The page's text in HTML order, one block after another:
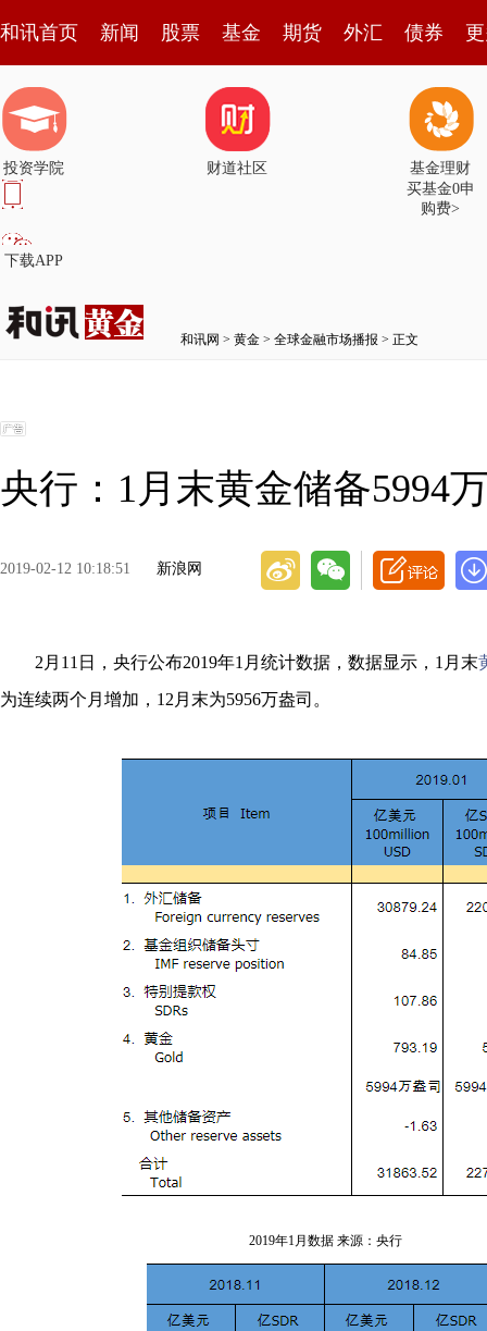
和讯首页 新闻 股票 基金 期货 外汇 债券
投资学院 财道社区
基金理财
买基金0申
购费>
下载APP
和讯网 > 黄金 > 全球金融市场播报 > 正文
央行：1月末黄金储备5994
2019-02-12 10:18:51 新浪网
2月11日，央行公布2019年1月统计数据，数据显示，1月末
为连续两个月增加，12月末为5956万盎司。
2019年1月数据 来源：央行